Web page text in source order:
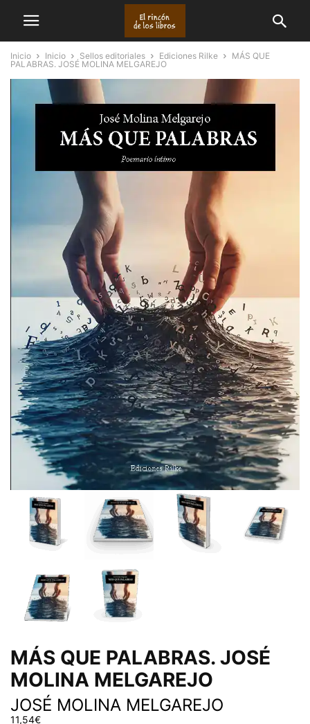
Inicio Inicio Sellos editoriales Ediciones Rilke
MÁS QUE
PALABRAS. JOSÉ MOLINA MELGAREJO
MÁS QUE PALABRAS. JOSÉ
MOLINA MELGAREJO
JOSÉ MOLINA MELGAREJO
11,54€